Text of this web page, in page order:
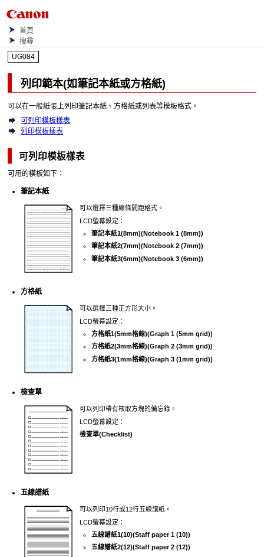
首頁
搜尋
UG084
列印範本(如筆記本紙或方格紙)
可以在一般紙張上列印筆記本紙、方格紙或列表等模板格式。
可列印模板樣表
列印模板樣表
可列印模板樣表
可用的模板如下：
筆記本紙
可以選擇三種線條間距格式。
LCD螢幕設定：
筆記本紙1(8mm)(Notebook 1 (8mm))
筆記本紙2(7mm)(Notebook 2 (7mm))
筆記本紙3(6mm)(Notebook 3 (6mm))
方格紙
可以選擇三種正方形大小。
LCD螢幕設定：
方格紙1(5mm格線)(Graph 1 (5mm grid))
方格紙2(3mm格線)(Graph 2 (3mm grid))
方格紙3(1mm格線)(Graph 3 (1mm grid))
檢查單
可以列印帶有核取方塊的備忘錄。
LCD螢幕設定：
檢查單(Checklist)
五線譜紙
可以列印10行或12行五線譜紙。
LCD螢幕設定：
五線譜紙1(10)(Staff paper 1 (10))
五線譜紙2(12)(Staff paper 2 (12))